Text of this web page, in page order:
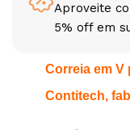
Aproveite
5% off em
Correia em V
Contitech,